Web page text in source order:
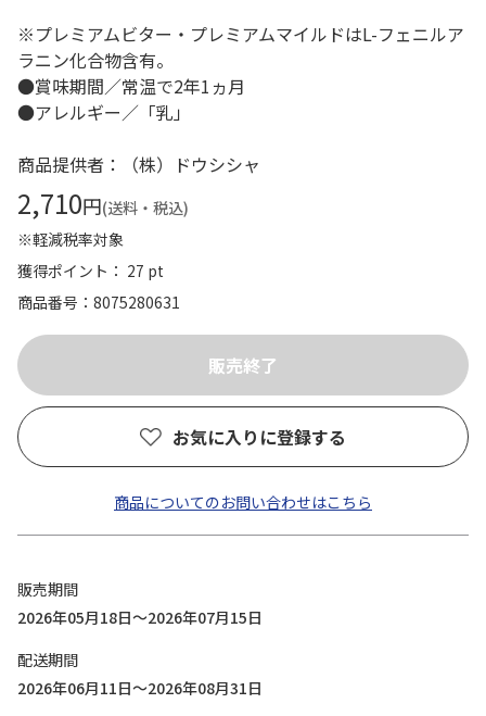
※プレミアムビター・プレミアムマイルドはL-フェニルア
ラニン化合物含有。
●賞味期間／常温で2年1ヵ月
●アレルギー／「乳」
商品提供者：（株）ドウシシャ
2,710円(送料・税込)
※軽減税率対象
獲得ポイント： 27 pt
商品番号
8075280631
お気に入りに登録する
商品についてのお問い合わせはこちら
販売期間
2026年05月18日～2026年07月15日
配送期間
2026年06月11日～2026年08月31日